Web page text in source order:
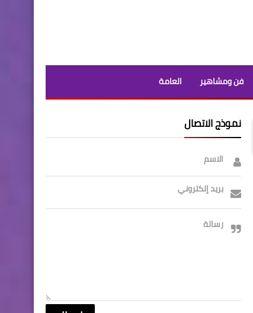
فن ومشاهير العامة
نموذج الاتصال
الاسم
بريد إلكتروني
رسالة